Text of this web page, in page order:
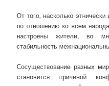
От того, насколько
по отношению ко всем
настроены жители, во
стабильность
Сосуществование разных
становится причиной